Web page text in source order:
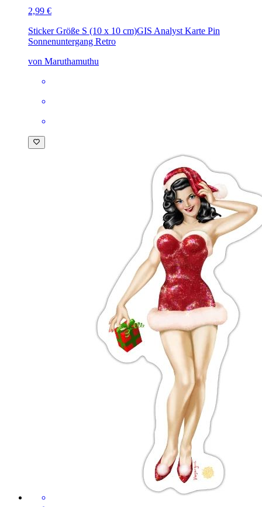
2,99 €
Sticker Größe S (10 x 10 cm)GIS Analyst Karte Pin
Sonnenuntergang Retro
von Maruthamuthu